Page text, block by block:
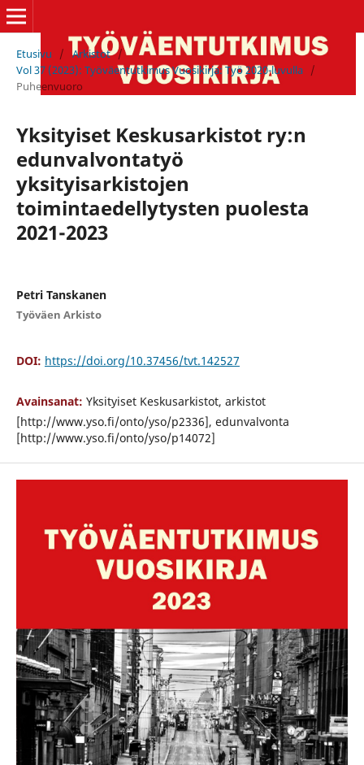
Etusivu / Arkistot /
Vol 37 (2023): Työväentutkimus Vuosikirja: Työ 2020-luvulla /
Puheenvuoro
Yksityiset Keskusarkistot ry:n
edunvalvontatyö
yksityisarkistojen
toimintaedellytysten puolesta
2021-2023
Petri Tanskanen
Työväen Arkisto
DOI: https://doi.org/10.37456/tvt.142527
Avainsanat: Yksityiset Keskusarkistot, arkistot
[http://www.yso.fi/onto/yso/p2336], edunvalvonta
[http://www.yso.fi/onto/yso/p14072]